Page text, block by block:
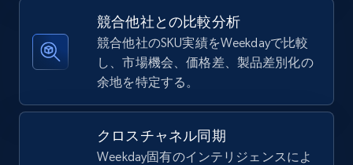
TikTok Shop - discover records by shop url
URL, Title, Available, Description, Currency, Initial
price, Final price, Discount percent, and more.
今すぐ始める
競合他社との比較分析
競合他社のSKU実績をWeekdayで比較
し、市場機会、価格差、製品差別化の
余地を特定する。
クロスチャネル同期
Weekday固有のインテリジェンスによ